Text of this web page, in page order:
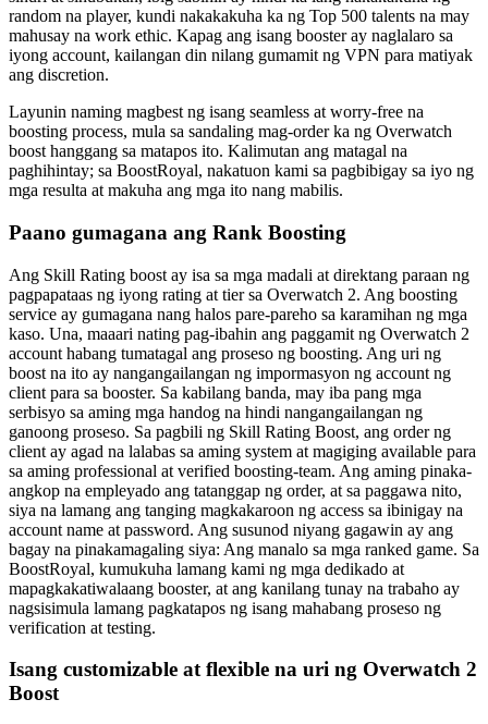
random na player, kundi nakakakuha ka ng Top 500 talents na may
mahusay na work ethic. Kapag ang isang booster ay naglalaro sa
iyong account, kailangan din nilang gumamit ng VPN para matiyak
ang discretion.
Layunin naming magbest ng isang seamless at worry-free na
boosting process, mula sa sandaling mag-order ka ng Overwatch
boost hanggang sa matapos ito. Kalimutan ang matagal na
paghihintay; sa BoostRoyal, nakatuon kami sa pagbibigay sa iyo ng
mga resulta at makuha ang mga ito nang mabilis.
Paano gumagana ang Rank Boosting
Ang Skill Rating boost ay isa sa mga madali at direktang paraan ng
pagpapataas ng iyong rating at tier sa Overwatch 2. Ang boosting
service ay gumagana nang halos pare-pareho sa karamihan ng mga
kaso. Una, maaari nating pag-ibahin ang paggamit ng Overwatch 2
account habang tumatagal ang proseso ng boosting. Ang uri ng
boost na ito ay nangangailangan ng impormasyon ng account ng
client para sa booster. Sa kabilang banda, may iba pang mga
serbisyo sa aming mga handog na hindi nangangailangan ng
ganoong proseso. Sa pagbili ng Skill Rating Boost, ang order ng
client ay agad na lalabas sa aming system at magiging available para
sa aming professional at verified boosting-team. Ang aming pinaka-
angkop na empleyado ang tatanggap ng order, at sa paggawa nito,
siya na lamang ang tanging magkakaroon ng access sa ibinigay na
account name at password. Ang susunod niyang gagawin ay ang
bagay na pinakamagaling siya: Ang manalo sa mga ranked game. Sa
BoostRoyal, kumukuha lamang kami ng mga dedikado at
mapagkakatiwalaang booster, at ang kanilang tunay na trabaho ay
nagsisimula lamang pagkatapos ng isang mahabang proseso ng
verification at testing.
Isang customizable at flexible na uri ng Overwatch 2
Boost